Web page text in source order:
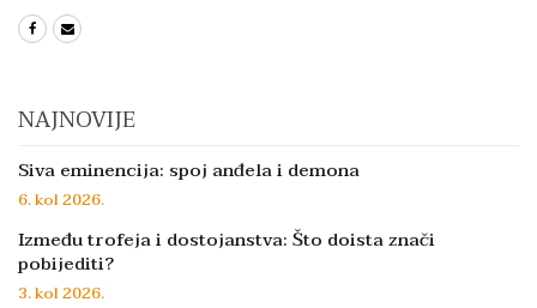
NAJNOVIJE
Siva eminencija: spoj anđela i demona
6. kol 2026.
Između trofeja i dostojanstva: Što doista znači
pobijediti?
3. kol 2026.